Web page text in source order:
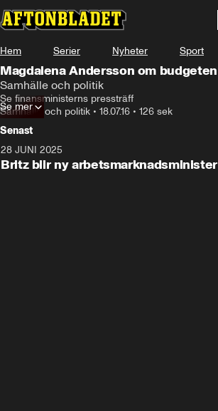
Hem Serier Nyheter Sport
Magdalena Andersson om budgeten
Samhälle och politik
Se finansministerns pressträff
Samhälle och politik • 18.07.16 • 126 sek
Se mer
Senast
28 JUNI 2025
Britz blir ny arbetsmarknadsminister